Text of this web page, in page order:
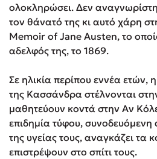
ολοκληρώσει. Δεν
τον θάνατό της κι αυτό χάρη
Memoir of Jane Austen, το
αδελφός της, το 1869.
Σε ηλικία περίπου εννέα ετών,
της Κασσάνδρα στέλνονται
μαθητεύουν κοντά στην Αν
επιδημία τύφου,
της υγείας τους, αναγκάζει τα
επιστρέψουν στο σπίτι τους.